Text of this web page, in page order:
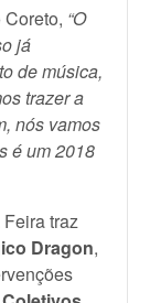
“O
já
de música,
trazer a
nós vamos
é um 2018
traz
Dragon,